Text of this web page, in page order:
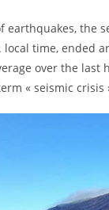
the
local time, ended
over the last
« seismic